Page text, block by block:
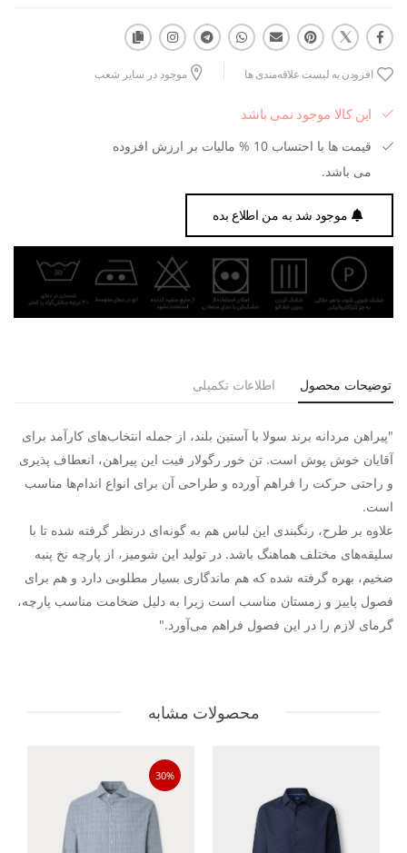
افزودن به لیست علاقه‌مندی ها موجود در سایر شعب
این کالا موجود نمی باشد
قیمت ها با احتساب 10 % مالیات بر ارزش افزوده
می باشد.
موجود شد به من اطلاع بده
توضیحات محصول اطلاعات تکمیلی
"پیراهن مردانه برند سولا با آستین بلند، از جمله انتخاب‌های کارآمد برای
آقایان خوش پوش است. تن خور رگولار فیت این پیراهن، انعطاف پذیری
و راحتی حرکت را فراهم آورده و طراحی آن برای انواع اندام‌ها مناسب
است.
علاوه بر طرح، رنگبندی این لباس هم به گونه‌ای درنظر گرفته شده تا با
سلیقه‌های مختلف هماهنگ باشد. در تولید این شومیز، از پارچه نخ پنبه
ضخیم، بهره گرفته شده که هم ماندگاری بسیار مطلوبی دارد و هم برای
فصول پاییز و زمستان مناسب است زیرا به دلیل ضخامت مناسب پارچه،
گرمای لازم را در این فصول فراهم می‌آورد."
محصولات مشابه
30%